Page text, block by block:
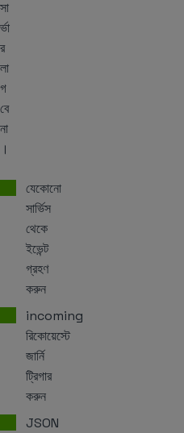
সা
র্ভা
র
লা
গ
বে
না
।
যেকোনো
সার্ভিস
থেকে
ইভেন্ট
গ্রহণ
করুন
incoming
রিকোয়েস্টে
জার্নি
ট্রিগার
করুন
JSON